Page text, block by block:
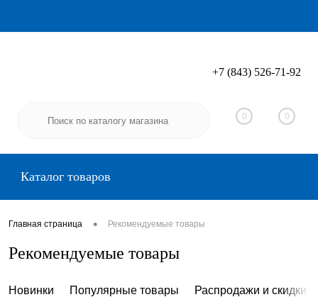
Вход Регистрация
+7 (843) 526-71-92
0 0
Каталог товаров
Главная страница • Рекомендуемые товары
Рекомендуемые товары
Новинки Популярные товары Распродажи и скидки